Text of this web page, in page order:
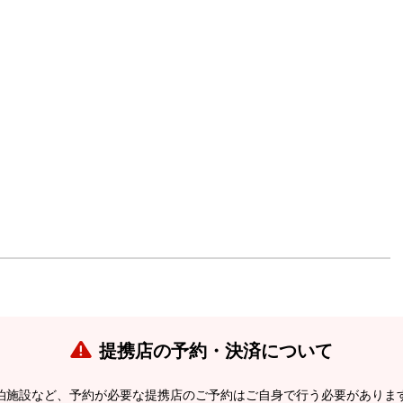
提携店の予約・決済について
施設など、予約が必要な提携店のご予約はご自身で行う必要がありま